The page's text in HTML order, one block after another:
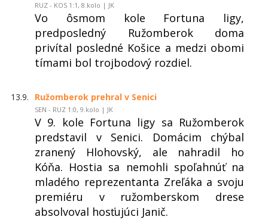
RUZ - KOS 1:1, 8.kolo | JK
Vo ôsmom kole Fortuna ligy,
predposledný Ružomberok doma
privítal posledné Košice a medzi obomi
tímami bol trojbodový rozdiel.
13.9. Ružomberok prehral v Senici
SEN - RUZ 1:0, 9.kolo | JK
V 9. kole Fortuna ligy sa Ružomberok
predstavil v Senici. Domácim chýbal
zranený Hlohovský, ale nahradil ho
Kóňa. Hostia sa nemohli spoľahnúť na
mladého reprezentanta Zreľáka a svoju
premiéru v ružomberskom drese
absolvoval hosťujúci Janič.